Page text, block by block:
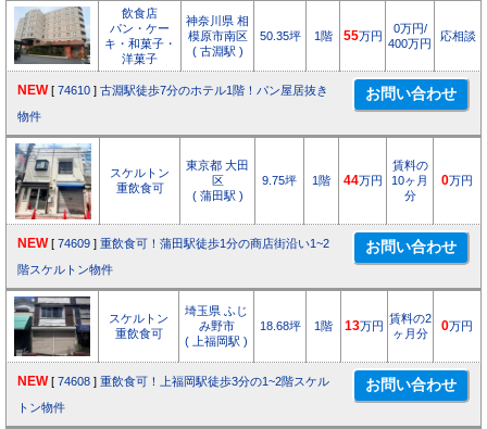
飲食店
パン・ケー
キ・和菓子・
洋菓子
神奈川県 相
模原市南区
( 古淵駅 )
50.35坪 1階 55万円
0万円/
400万円
応相談
NEW [ 74610 ] 古淵駅徒歩7分のホテル1階！パン屋居抜き
物件
スケルトン
重飲食可
東京都 大田
区
( 蒲田駅 )
9.75坪 1階 44万円
賃料の
10ヶ月
分
0万円
NEW [ 74609 ] 重飲食可！蒲田駅徒歩1分の商店街沿い1~2
階スケルトン物件
スケルトン
重飲食可
埼玉県 ふじ
み野市
( 上福岡駅 )
18.68坪 1階 13万円
賃料の2
ヶ月分
0万円
NEW [ 74608 ] 重飲食可！上福岡駅徒歩3分の1~2階スケル
トン物件